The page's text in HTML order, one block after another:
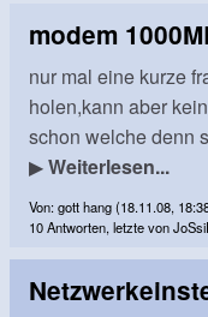
modem
nur mal eine kurze
holen,kann aber
schon welche denn
▶Weiterlesen...
Von: gott hang (18.11.08,
10 Antworten, letzte von